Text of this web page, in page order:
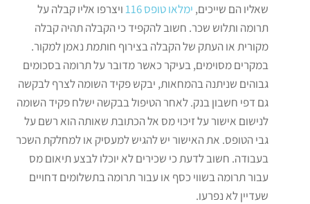
שאליו הם שייכים, ימלאו טופס 116
ויצרפו אליו קבלה על
תרומה ותלוש שכר. חשוב להקפיד כי הקבלה תהיה קבלה
מקורית או העתק של הקבלה בצירוף חותמת נאמן למקור.
במקרים מסוימים, בעיקר כאשר מדובר על תרומה בסכומים
גבוהים שניתנה בהמחאות, יבקש פקיד השומה לצרף לבקשה
גם דפי חשבון בנק. לאחר הטיפול בבקשה ישלח פקיד השומה
לנישום אישור על זיכוי מס אל הכתובת שאותה הוא רשם על
גבי הטופס. את האישור יש להגיש למעסיק או למחלקת השכר
בעבודה. חשוב לדעת כי שכירים לא יוכלו לבצע תיאום מס
עבור תרומה בשווי כסף או עבור תרומה בתשלומים דחויים
שעדיין לא נפרעו.